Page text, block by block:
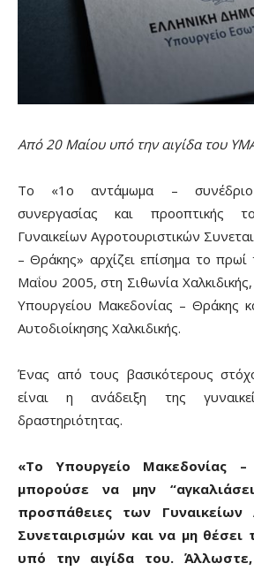
Από 20 Μαίου υπό την αιγίδα του
Το «1o αντάμωμα – συνέδριο
συνεργασίας και προοπτικής
Γυναικείων Αγροτουριστικών
– Θράκης» αρχίζει επίσημα το
Μαΐου 2005, στη Σιθωνία
Υπουργείου Μακεδονίας – Θράκης
Αυτοδιοίκησης Χαλκιδικής.
Ένας από τους βασικότερους
είναι η ανάδειξη της
δραστηριότητας.
«Το Υπουργείο Μακεδονίας
μπορούσε να μην
προσπάθειες των Γυναικείων
Συνεταιρισμών και να μη θέσει
υπό την αιγίδα του.